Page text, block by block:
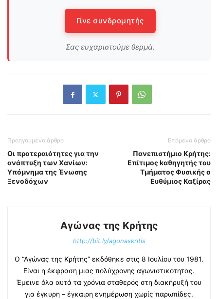
Γίνε συνδρομητής
Σας ευχαριστούμε θερμά.
Προηγούμενο άρθρο
Οι προτεραιότητες για την
ανάπτυξη των Χανίων:
Υπόμνημα της Ένωσης
Ξενοδόχων
Επόμενο άρθρο
Πανεπιστήμιο Κρήτης:
Επίτιμος kαθηγητής του
Τμήματος Φυσικής ο
Ευθύμιος Καξίρας
Αγώνας της Κρήτης
http://bit.ly/agonaskritis
Ο “Αγώνας της Κρήτης” εκδόθηκε στις 8 Ιουλίου του 1981.
Είναι η έκφραση μιας πολύχρονης αγωνιστικότητας.
Έμεινε όλα αυτά τα χρόνια σταθερός στη διακήρυξή του
για έγκυρη – έγκαιρη ενημέρωση χωρίς παρωπίδες.